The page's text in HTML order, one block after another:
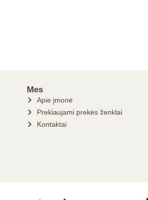
Mes
Apie įmonė
Prekiaujami prekės ženklai
Kontaktai